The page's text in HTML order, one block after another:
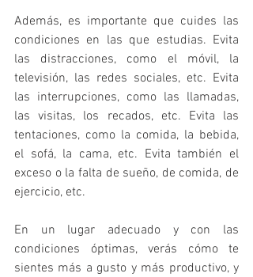
Además, es importante que cuides las
condiciones en las que estudias. Evita
las distracciones, como el móvil, la
televisión, las redes sociales, etc. Evita
las interrupciones, como las llamadas,
las visitas, los recados, etc. Evita las
tentaciones, como la comida, la bebida,
el sofá, la cama, etc. Evita también el
exceso o la falta de sueño, de comida, de
ejercicio, etc.
En un lugar adecuado y con las
condiciones óptimas, verás cómo te
sientes más a gusto y más productivo, y